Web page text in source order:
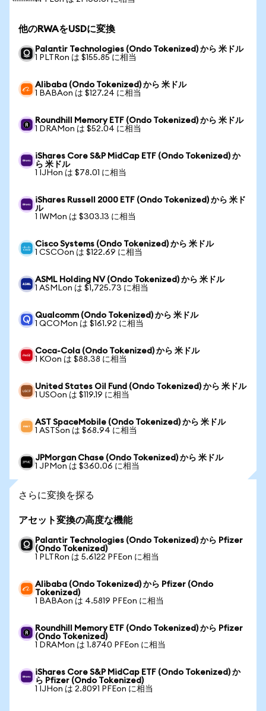
他のRWAをUSDに変換
Palantir Technologies (Ondo Tokenized) から 米ドル
1 PLTRon は $155.85 に相当
Alibaba (Ondo Tokenized) から 米ドル
1 BABAon は $127.24 に相当
Roundhill Memory ETF (Ondo Tokenized) から 米ドル
1 DRAMon は $52.04 に相当
iShares Core S&P MidCap ETF (Ondo Tokenized) か
ら 米ドル
1 IJHon は $78.01 に相当
iShares Russell 2000 ETF (Ondo Tokenized) から 米ド
ル
1 IWMon は $303.13 に相当
Cisco Systems (Ondo Tokenized) から 米ドル
1 CSCOon は $122.69 に相当
ASML Holding NV (Ondo Tokenized) から 米ドル
1 ASMLon は $1,725.73 に相当
Qualcomm (Ondo Tokenized) から 米ドル
1 QCOMon は $161.92 に相当
Coca-Cola (Ondo Tokenized) から 米ドル
1 KOon は $88.38 に相当
United States Oil Fund (Ondo Tokenized) から 米ドル
1 USOon は $119.19 に相当
AST SpaceMobile (Ondo Tokenized) から 米ドル
1 ASTSon は $68.94 に相当
JPMorgan Chase (Ondo Tokenized) から 米ドル
1 JPMon は $360.06 に相当
さらに変換を探る
アセット変換の高度な機能
Palantir Technologies (Ondo Tokenized) から Pfizer
(Ondo Tokenized)
1 PLTRon は 5.6122 PFEon に相当
Alibaba (Ondo Tokenized) から Pfizer (Ondo
Tokenized)
1 BABAon は 4.5819 PFEon に相当
Roundhill Memory ETF (Ondo Tokenized) から Pfizer
(Ondo Tokenized)
1 DRAMon は 1.8740 PFEon に相当
iShares Core S&P MidCap ETF (Ondo Tokenized) か
ら Pfizer (Ondo Tokenized)
1 IJHon は 2.8091 PFEon に相当